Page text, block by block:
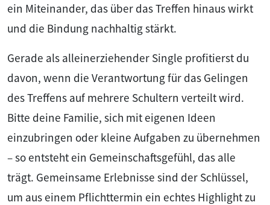
ein Miteinander, das über das Treffen hinaus wirkt
und die Bindung nachhaltig stärkt.
Gerade als alleinerziehender Single profitierst du
davon, wenn die Verantwortung für das Gelingen
des Treffens auf mehrere Schultern verteilt wird.
Bitte deine Familie, sich mit eigenen Ideen
einzubringen oder kleine Aufgaben zu übernehmen
– so entsteht ein Gemeinschaftsgefühl, das alle
trägt. Gemeinsame Erlebnisse sind der Schlüssel,
um aus einem Pflichttermin ein echtes Highlight zu